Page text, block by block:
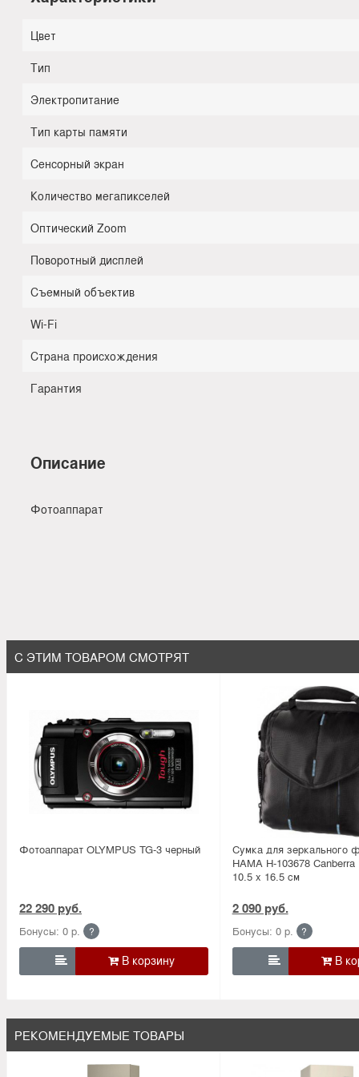
Цвет
Тип
Электропитание
Тип карты памяти
Сенсорный экран
Количество мегапикселей
Оптический Zoom
Поворотный дисплей
Съемный объектив
Wi-Fi
Страна происхождения
Гарантия
Описание
Фотоаппарат
С ЭТИМ ТОВАРОМ СМОТРЯТ
Фотоаппарат OLYMPUS TG-3 черный
22 290 руб.
Бонусы: 0 р. ?

Сумка для зеркального
HAMA H-103678 Canberra
10.5 х 16.5 см
2 090 руб.
Бонусы: 0 р. ?

РЕКОМЕНДУЕМЫЕ ТОВАРЫ